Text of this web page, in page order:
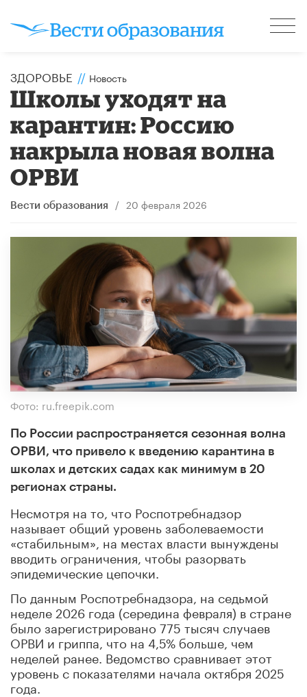
ЗДОРОВЬЕ // Новость
Школы уходят на
карантин: Россию
накрыла новая волна
ОРВИ
Вести образования / 20 февраля 2026
Фото: ru.freepik.com
По России распространяется сезонная волна
ОРВИ, что привело к введению карантина в
школах и детских садах как минимум в 20
регионах страны.
Несмотря на то, что Роспотребнадзор
называет общий уровень заболеваемости
«стабильным», на местах власти вынуждены
вводить ограничения, чтобы разорвать
эпидемические цепочки.
По данным Роспотребнадзора, на седьмой
неделе 2026 года (середина февраля) в стране
было зарегистрировано 775 тысяч случаев
ОРВИ и гриппа, что на 4,5% больше, чем
неделей ранее. Ведомство сравнивает этот
уровень с показателями начала октября 2025
года.